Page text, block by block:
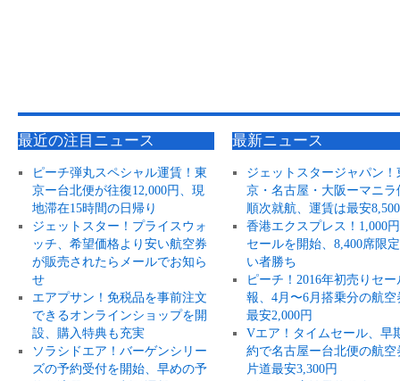
最近の注目ニュース
ピーチ弾丸スペシャル運賃！東
京ー台北便が往復12,000円、現
地滞在15時間の日帰り
ジェットスター！プライスウォ
ッチ、希望価格より安い航空券
が販売されたらメールでお知ら
せ
エアプサン！免税品を事前注文
できるオンラインショップを開
設、購入特典も充実
ソラシドエア！バーゲンシリー
ズの予約受付を開始、早めの予
最新ニュース
ジェットスタージャパン！
京・名古屋・大阪ーマニラ
順次就航、運賃は最安
香港エクスプレス！1,000
セールを開始、8,400席限
い者勝ち
ピーチ！2016年初売りセー
報、4月〜6月搭乗分の航空
最安2,000円
Vエア！タイムセール、早
約で名古屋ー台北便の航空
片道最安3,300円